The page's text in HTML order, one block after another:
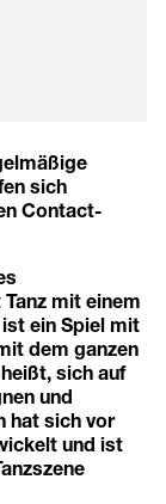
sich
Contact-
mit einem
ein Spiel mit
dem ganzen
sich auf
und
hat sich vor
und ist